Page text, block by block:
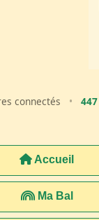
connectés • 447
Accueil
Ma Bal